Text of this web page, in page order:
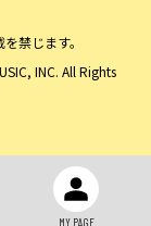
MY PAGE
禁じます。
INC. All Rights